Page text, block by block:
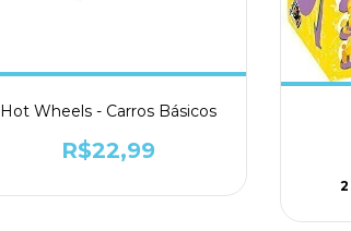
Hot Wheels - Carros Básicos
R$22,99
2